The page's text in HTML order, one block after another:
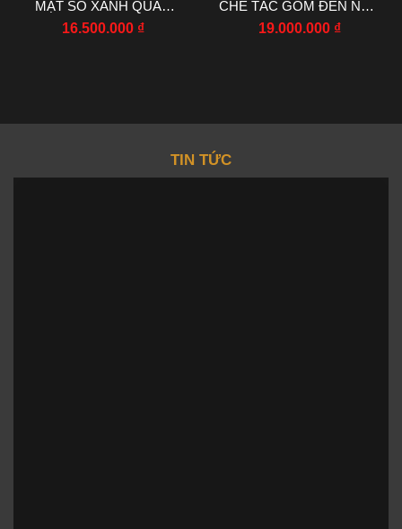
MẶT SỐ XANH QUÂN
ĐỘI EF FACTORY 43MM
16.500.000 ₫
CHẾ TÁC GỐM ĐEN NHÀ
MÁY AAA 42MM
19.000.000 ₫
TIN TỨC